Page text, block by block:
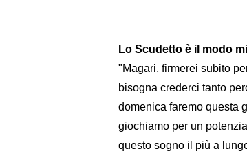
Lo Scudetto è il modo
"Magari, firmerei subito
bisogna crederci tanto
domenica faremo questa
giochiamo per un
questo sogno il più a